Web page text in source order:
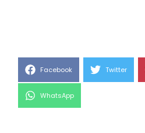
Share
Facebook Share
Twitter
Share
WhatsApp